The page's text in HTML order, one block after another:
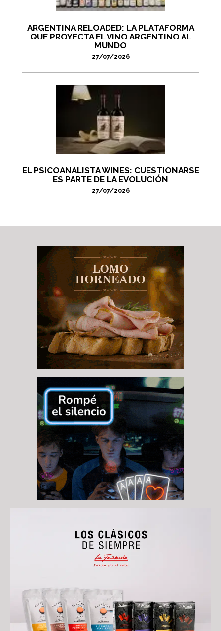
ARGENTINA RELOADED: LA PLATAFORMA
QUE PROYECTA EL VINO ARGENTINO AL
MUNDO
27/07/2026
EL PSICOANALISTA WINES: CUESTIONARSE
ES PARTE DE LA EVOLUCIÓN
27/07/2026